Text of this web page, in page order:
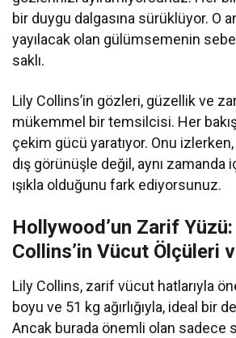
bir duygu dalgasına sürüklüyor. O
yayılacak olan gülümsemenin
saklı.
Lily Collins’in gözleri, güzellik ve
mükemmel bir temsilcisi. Her
çekim gücü yaratıyor. Onu
dış görünüşle değil, aynı zamanda
ışıkla olduğunu fark ediyorsunuz.
Hollywood’un Zarif
Collins’in Vücut Ölçüleri
Lily Collins, zarif vücut hatlarıyla
boyu ve 51 kg ağırlığıyla, ideal bir
Ancak burada önemli olan sadece